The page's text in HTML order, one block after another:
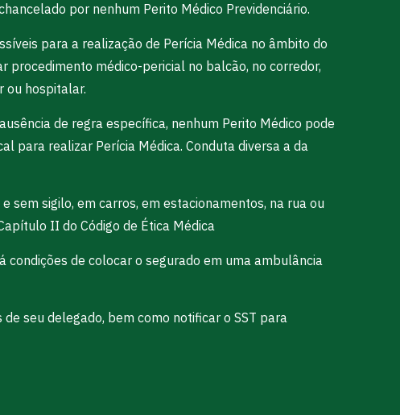
por nenhum Perito Médico Previdenciário.
para a realização de Perícia Médica no âmbito do
procedimento médico-pericial no balcão, no corredor,
ou hospitalar.
de regra específica, nenhum Perito Médico pode
para realizar Perícia Médica. Conduta diversa a da
sem sigilo, em carros, em estacionamentos, na rua ou
II do Código de Ética Médica
condições de colocar o segurado em uma ambulância
seu delegado, bem como notificar o SST para